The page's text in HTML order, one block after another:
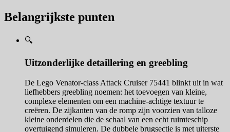
Belangrijkste punten
🔍
Uitzonderlijke detaillering en greebling
De Lego Venator-class Attack Cruiser 75441 blinkt uit in wat
liefhebbers greebling noemen: het toevoegen van kleine,
complexe elementen om een machine-achtige textuur te
creëren. De zijkanten van de romp zijn voorzien van talloze
kleine onderdelen die de schaal van een echt ruimteschip
overtuigend simuleren. De dubbele brugsectie is met uiterste